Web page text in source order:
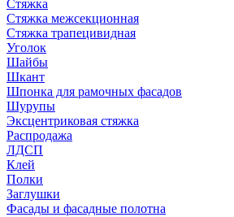
Стяжка
Стяжка межсекционная
Стяжка трапецивидная
Уголок
Шайбы
Шкант
Шпонка для рамочных фасадов
Шурупы
Эксцентриковая стяжка
Распродажа
ЛДСП
Клей
Полки
Заглушки
Фасады и фасадные полотна